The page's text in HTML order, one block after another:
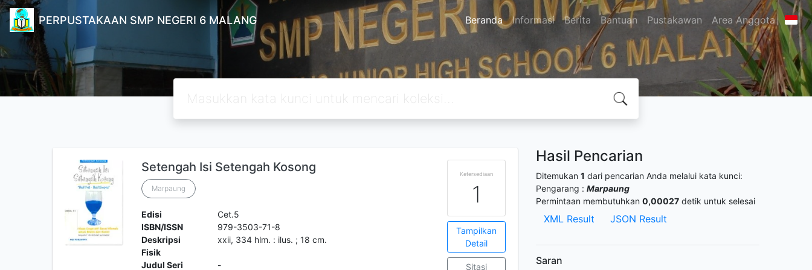
PERPUSTAKAAN SMP NEGERI 6 MALANG Beranda Informasi Berita Bantuan Pustakawan Area Anggota
Setengah Isi Setengah Kosong
Marpaung
Edisi
Cet.5
ISBN/ISSN
979-3503-71-8
Deskripsi
Fisik
xxii, 334 hlm. : ilus. ; 18 cm.
Judul Seri -
Ketersediaan
1
Tampilkan
Detail
Sitasi
Hasil Pencarian
Ditemukan 1 dari pencarian Anda melalui kata kunci:
Pengarang : Marpaung
Permintaan membutuhkan 0,00027 detik untuk selesai
XML Result JSON Result
Saran